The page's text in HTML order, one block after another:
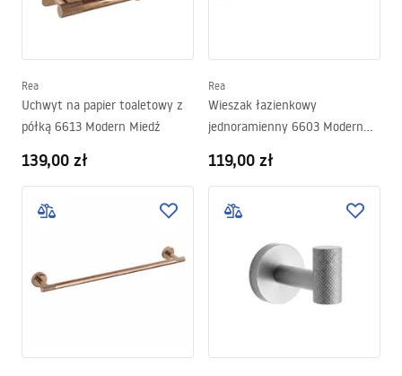
Rea
Uchwyt na papier toaletowy z
półką 6613 Modern Miedź
139,00 zł
Rea
Wieszak łazienkowy
jednoramienny 6603 Modern
119,00 zł